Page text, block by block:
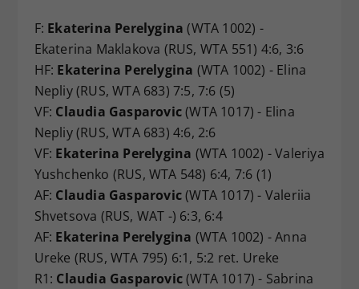
F: Ekaterina Perelygina (WTA 1002) -
Ekaterina Maklakova (RUS, WTA 551) 4:6, 3:6
HF: Ekaterina Perelygina (WTA 1002) - Elina
Nepliy (RUS, WTA 683) 7:5, 7:6 (5)
VF: Claudia Gasparovic(WTA 1017) - Elina
Nepliy (RUS, WTA 683) 4:6, 2:6
VF: Ekaterina Perelygina (WTA 1002) - Valeriya
Yushchenko (RUS, WTA 548) 6:4, 7:6 (1)
AF: Claudia Gasparovic(WTA 1017) - Valeriia
Shvetsova (RUS, WAT -) 6:3, 6:4
AF: Ekaterina Perelygina (WTA 1002) - Anna
Ureke (RUS, WTA 795) 6:1, 5:2 ret. Ureke
R1: Claudia Gasparovic(WTA 1017) - Sabrina